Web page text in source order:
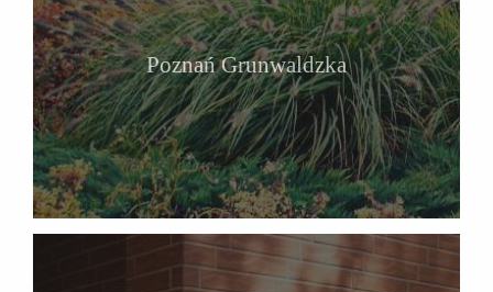
Poznań Grunwaldzka